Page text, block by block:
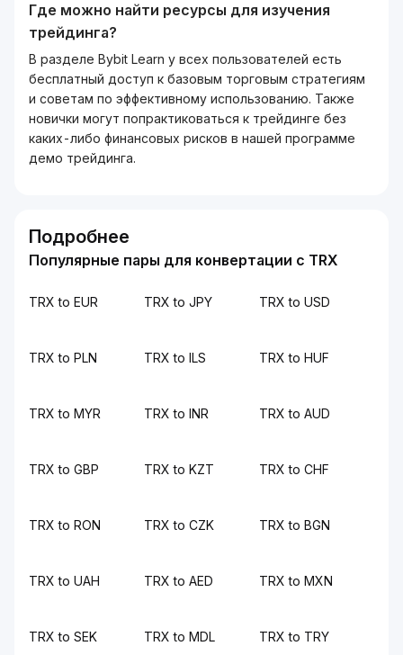
Где можно найти ресурсы для изучения
трейдинга?
В разделе Bybit Learn у всех пользователей есть
бесплатный доступ к базовым торговым стратегиям
и советам по эффективному использованию. Также
новички могут попрактиковаться к трейдинге без
каких-либо финансовых рисков в нашей программе
демо трейдинга.
Подробнее
Популярные пары для конвертации с TRX
TRX to EUR TRX to JPY TRX to USD
TRX to PLN TRX to ILS TRX to HUF
TRX to MYR TRX to INR TRX to AUD
TRX to GBP TRX to KZT TRX to CHF
TRX to RON TRX to CZK TRX to BGN
TRX to UAH TRX to AED TRX to MXN
TRX to SEK TRX to MDL TRX to TRY